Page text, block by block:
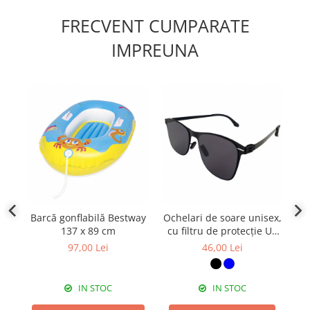
FRECVENT CUMPARATE
IMPREUNA
Barcă gonflabilă Bestway
137 x 89 cm
97,00 Lei
IN STOC
Ochelari de soare unisex,
cu filtru de protecție UV
400, cu toc cadou, OSX17
46,00 Lei
IN STOC